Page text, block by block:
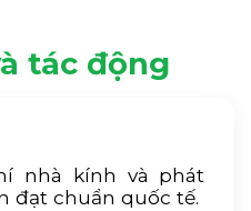
tác động
nhà kính và phát
đạt chuẩn quốc tế.